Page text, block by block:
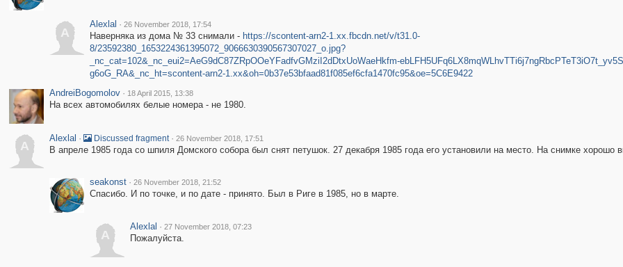
A
Alexlal · 26 November 2018, 17:54
Наверняка из дома № 33 снимали - https://scontent-arn2-1.xx.fbcdn.net/v/t31.0-
8/23592380_1653224361395072_9066630390567307027_o.jpg?
_nc_cat=102&_nc_eui2=AeG9dC87ZRpOOeYFadfvGMziI2dDtxUoWaeHkfm-
g6oG_RA&_nc_ht=scontent-arn2-1.xx&oh=0b37e53bfaad81f085ef6cfa1470fc95&oe=5C6E9422
AndreiBogomolov · 18 April 2015, 13:38
На всех автомобилях белые номера - не 1980.
A
Alexlal · Discussed fragment · 26 November 2018, 17:51
В апреле 1985 года со шпиля Домского собора был снят петушок. 27 декабря 1985 года его установили на место. На снимке хорошо
seakonst · 26 November 2018, 21:52
Спасибо. И по точке, и по дате - принято. Был в Риге в 1985, но в марте.
A
Alexlal · 27 November 2018, 07:23
Пожалуйста.